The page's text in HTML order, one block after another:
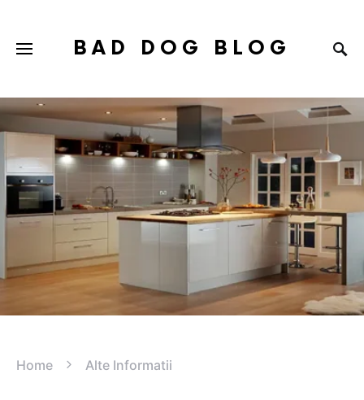
BAD DOG BLOG
Home Alte Informatii